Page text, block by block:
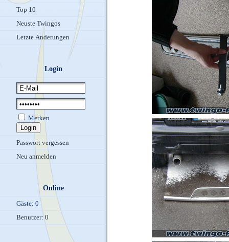
Top 10
Neuste Twingos
Letzte Änderungen
Login
Merken
Passwort vergessen
Neu anmelden
Online
Gäste: 0
Benutzer: 0